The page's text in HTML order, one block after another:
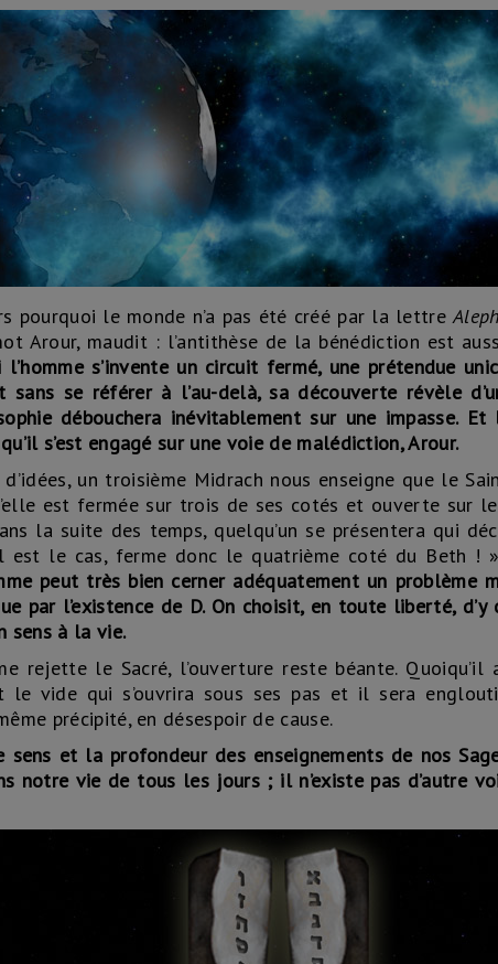
pourquoi le monde n’a pas été créé par la lettreAleph
Arour, maudit : l’antithèse de la bénédiction est
l’homme s’invente un circuit fermé, une prétendue
sans se référer à l’au-delà, sa découverte révèle
débouchera inévitablement sur une impasse.
s’est engagé sur une voie de malédiction, Arour.
un troisième Midrach nous enseigne que le
est fermée sur trois de ses cotés et ouverte sur
la suite des temps, quelqu’un se présentera qui
le cas, ferme donc le quatrième coté du Beth ! »
peut très bien cerner adéquatement un problème
par l’existence de D. On choisit, en toute liberté, d’y
sens à la vie.
rejette le Sacré, l’ouverture reste béante. Quoiqu’il
vide qui s’ouvrira sous ses pas et il sera
précipité, en désespoir de cause.
sens et la profondeur des enseignements de nos
notre vie de tous les jours ; il n’existe pas d’autre